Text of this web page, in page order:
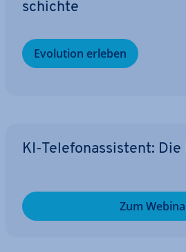
schich­te
Evolution erleben
KI-Te­le­fon­as­sis­tent:
Zum